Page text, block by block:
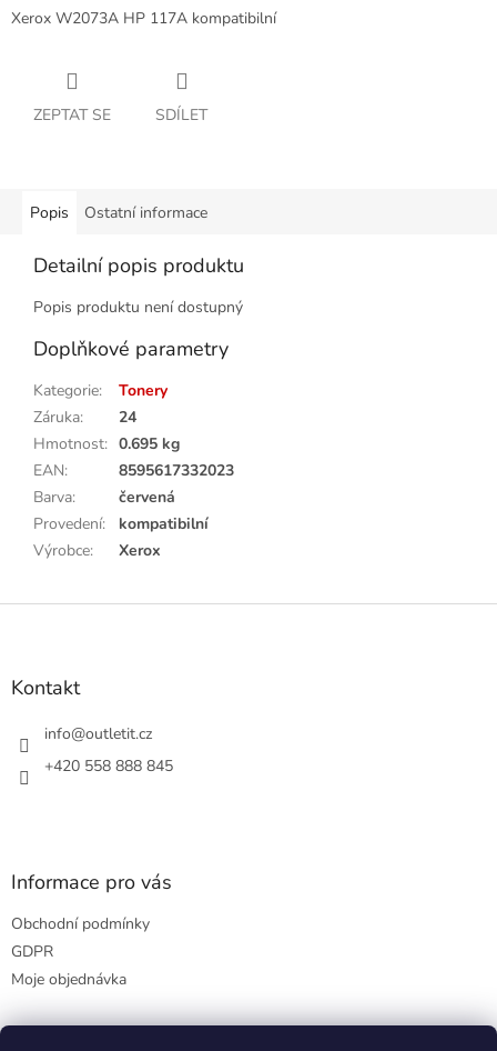
Xerox W2073A HP 117A kompatibilní
ZEPTAT SE SDÍLET
Popis Ostatní informace
Detailní popis produktu
Popis produktu není dostupný
Doplňkové parametry
Kategorie:
Tonery
Záruka:
24
Hmotnost: 0.695 kg
EAN:
8595617332023
Barva:
červená
Provedení:
kompatibilní
Výrobce: Xerox
Z
Kontakt
info@outletit.cz
+420 558 888 845
Informace pro vás
Obchodní podmínky
GDPR
Moje objednávka